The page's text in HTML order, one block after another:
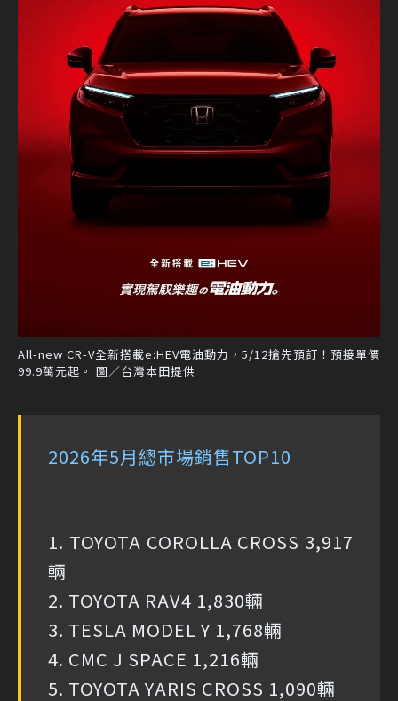
All-new CR-V全新搭載e:HEV電油動力，5/12搶先預訂！預接單價
99.9萬元起。 圖／台灣本田提供
2026年5月總市場銷售TOP10
1. TOYOTA COROLLA CROSS 3,917
輛
2. TOYOTA RAV4 1,830輛
3. TESLA MODEL Y 1,768輛
4. CMC J SPACE 1,216輛
5. TOYOTA YARIS CROSS 1,090輛